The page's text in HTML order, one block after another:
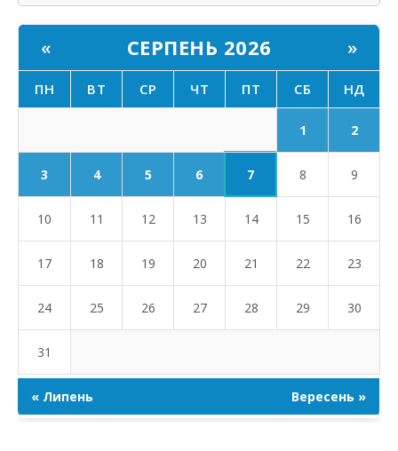
« СЕРПЕНЬ 2026 »
ПН ВТ СР ЧТ ПТ СБ НД
1 2
3 4 5 6 7 8 9
10 11 12 13 14 15 16
17 18 19 20 21 22 23
24 25 26 27 28 29 30
31
« Липень Вересень »